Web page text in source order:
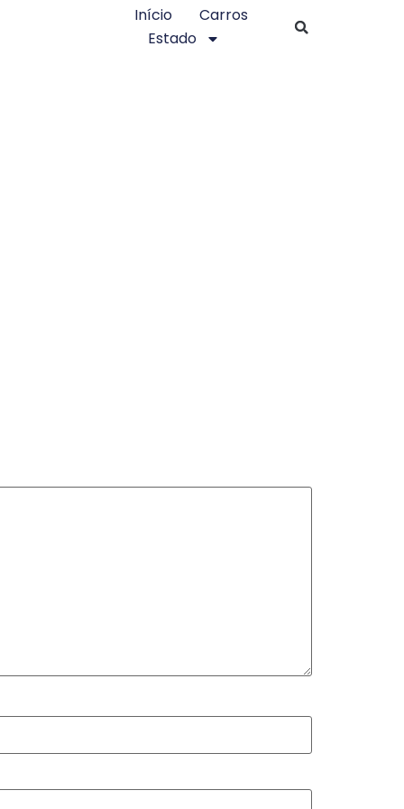
Início
Carros
Estado